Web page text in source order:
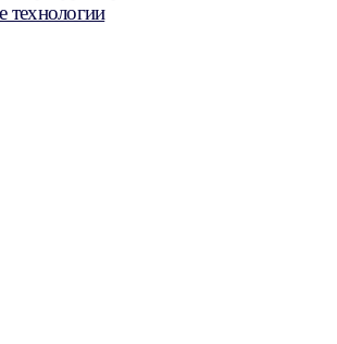
технологии